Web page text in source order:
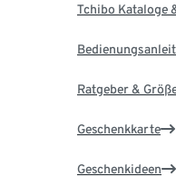
Tchibo Kataloge
Ratgeber &
Geschenkkarte
Geschenkideen